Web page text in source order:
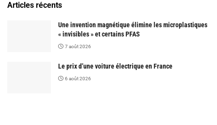
Articles récents
Une invention magnétique élimine les microplastiques
« invisibles » et certains PFAS
7 août 2026
Le prix d’une voiture électrique en France
6 août 2026